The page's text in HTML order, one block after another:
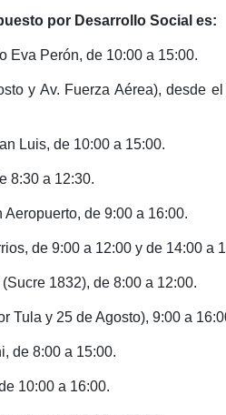
por Desarrollo Social es:
Eva Perón, de 10:00 a 15:00.
y Av. Fuerza Aérea), desde
Luis, de 10:00 a 15:00.
8:30 a 12:30.
de 9:00 a 16:00.
de 9:00 a 12:00 y de 14:00 a
1832), de 8:00 a 12:00.
Tula y 25 de Agosto), 9:00 a
de 8:00 a 15:00.
10:00 a 16:00.